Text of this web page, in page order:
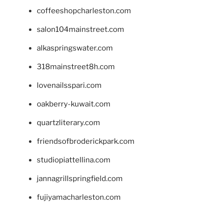
coffeeshopcharleston.com
salon104mainstreet.com
alkaspringswater.com
318mainstreet8h.com
lovenailsspari.com
oakberry-kuwait.com
quartzliterary.com
friendsofbroderickpark.com
studiopiattellina.com
jannagrillspringfield.com
fujiyamacharleston.com